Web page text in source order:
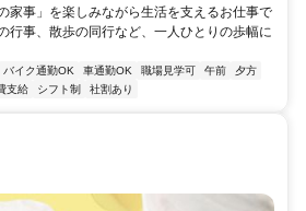
家事」を楽しみながら生活を支えるお仕事で
行事、散歩の同行など、一人ひとりの歩幅に
バイク通勤OK 車通勤OK 職場見学可 午前
夕方
支給 シフト制 社割あり